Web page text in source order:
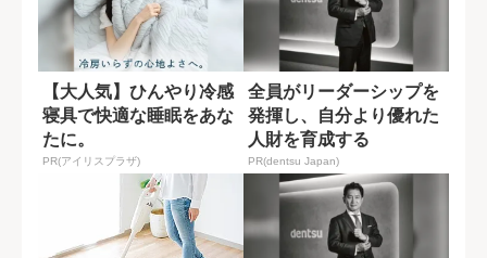
【大人気】ひんやり冷感
寝具で快適な睡眠をあな
たに。
PR(アイリスプラザ)
全員がリーダーシップを
発揮し、自分より優れた
人財を育成する
PR(dentsu Japan)